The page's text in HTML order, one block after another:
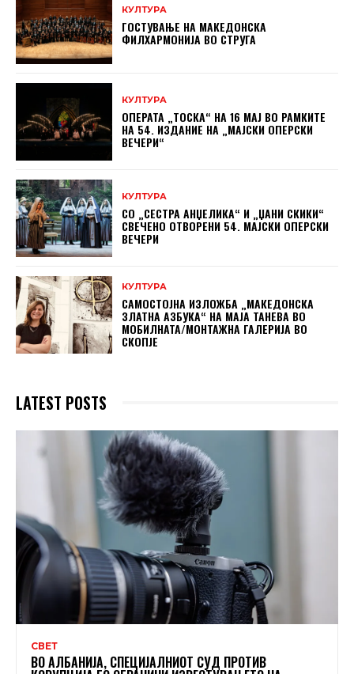
КУЛТУРА
ГОСТУВАЊЕ НА МАКЕДОНСКА
ФИЛХАРМОНИЈА ВО СТРУГА
КУЛТУРА
ОПЕРАТА „ТОСКА“ НА 16 МАЈ ВО РАМКИТЕ
НА 54. ИЗДАНИЕ НА „МАЈСКИ ОПЕРСКИ
ВЕЧЕРИ“
КУЛТУРА
СО „СЕСТРА АНЏЕЛИКА“ И „ЏАНИ СКИКИ“
СВЕЧЕНО ОТВОРЕНИ 54. МАЈСКИ ОПЕРСКИ
ВЕЧЕРИ
КУЛТУРА
САМОСТОЈНА ИЗЛОЖБА „МАКЕДОНСКА
ЗЛАТНА АЗБУКА“ НА МAЈА ТАНЕВА ВО
МОБИЛНАТА/МОНТАЖНА ГАЛЕРИЈА ВО
СКОПЈЕ
LATEST POSTS
СВЕТ
ВО АЛБАНИЈА, СПЕЦИЈАЛНИОТ СУД ПРОТИВ